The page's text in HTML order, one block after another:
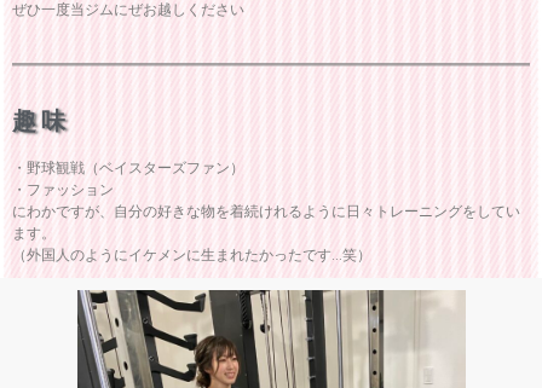
ぜひ一度当ジムにぜお越しください
趣味
・野球観戦（ベイスターズファン）
・ファッション
にわかですが、自分の好きな物を着続けれるように日々トレーニングをしてい
ます。
（外国人のようにイケメンに生まれたかったです...笑）